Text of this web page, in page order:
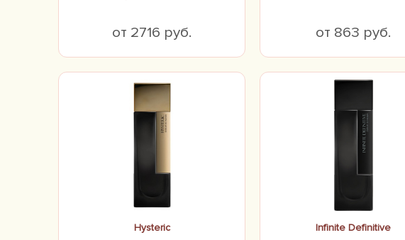
от 2716 руб. от 863 руб.
Hysteric Infinite Definitive